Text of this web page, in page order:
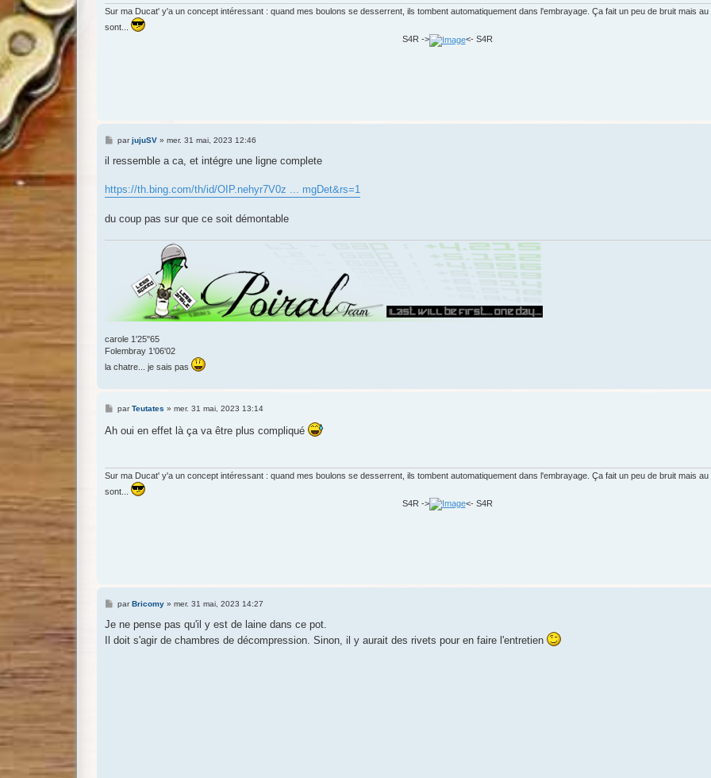
Sur ma Ducat' y'a un concept intéressant : quand mes boulons se desserrent, ils tombent automatiquement dans l'embrayage. Ça fait un peu de bruit mais au
sont...
S4R ->
<- S4R
M
s
g
e
parjujuSV» mer. 31 mai, 2023 12:46
il ressemble a ca, et intégre une ligne complete
https://th.bing.com/th/id/OIP.nehyr7V0z ... mgDet&rs=1
du coup pas sur que ce soit démontable
carole 1'25"65
Folembray 1'06'02
la chatre... je sais pas
M
s
s
parTeutates » mer. 31 mai, 2023 13:14
Ah oui en effet là ça va être plus compliqué
Sur ma Ducat' y'a un concept intéressant : quand mes boulons se desserrent, ils tombent automatiquement dans l'embrayage. Ça fait un peu de bruit mais au
sont...
S4R ->
<- S4R
M
s
a
par Bricomy» mer. 31 mai, 2023 14:27
Je ne pense pas qu'il y est de laine dans ce pot.
Il doit s'agir de chambres de décompression. Sinon, il y aurait des rivets pour en faire l'entretien